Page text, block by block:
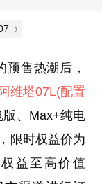
预售热潮后，
阿维塔07L(配置
、Max+纯电
限时权益价为
益至高价值